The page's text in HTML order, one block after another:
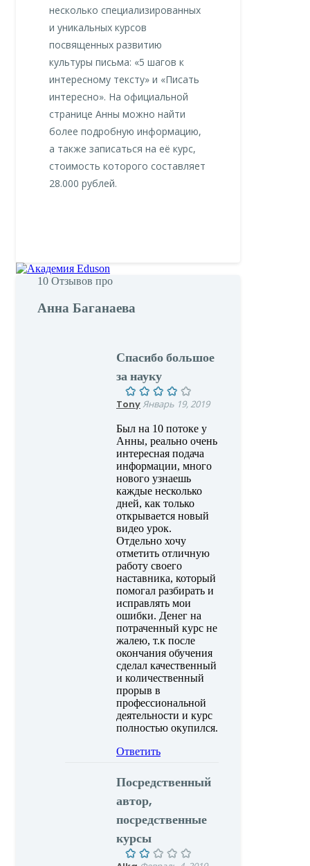
несколько специализированных
и уникальных курсов
посвященных развитию
культуры письма: «5 шагов к
интересному тексту» и «Писать
интересно». На официальной
странице Анны можно найти
более подробную информацию,
а также записаться на её курс,
стоимость которого составляет
28.000 рублей.
10 Отзывов про
Анна Баганаева
Спасибо большое
за науку
TonyЯнварь 19, 2019
Был на 10 потоке у
Анны, реально очень
интересная подача
информации, много
нового узнаешь
каждые несколько
дней, как только
открывается новый
видео урок.
Отдельно хочу
отметить отличную
работу своего
наставника, который
помогал разбирать и
исправлять мои
ошибки. Денег на
потраченный курс не
жалею, т.к после
окончания обучения
сделал качественный
и количественный
прорыв в
профессиональной
деятельности и курс
полностью окупился.
Ответить
Посредственный
автор,
посредственные
курсы